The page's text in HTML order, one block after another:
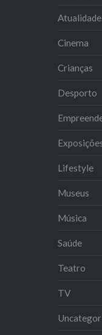
Cinema
Crianças
Desporto
Lifestyle
Museus
Música
Saúde
Teatro
TV